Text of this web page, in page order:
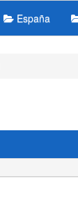
España